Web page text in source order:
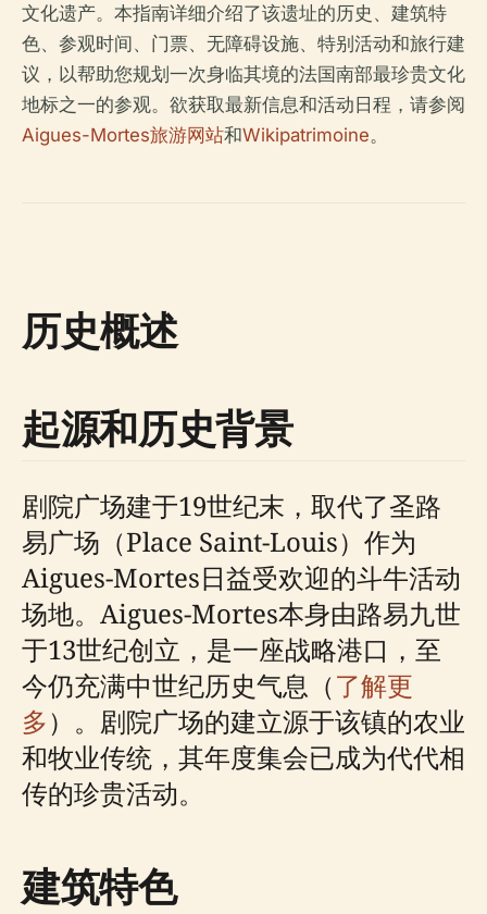
文化遗产。本指南详细介绍了该遗址的历史、建筑特
色、参观时间、门票、无障碍设施、特别活动和旅行建
议，以帮助您规划一次身临其境的法国南部最珍贵文化
地标之一的参观。欲获取最新信息和活动日程，请参阅
Aigues-Mortes旅游网站和Wikipatrimoine。
历史概述
起源和历史背景
剧院广场建于19世纪末，取代了圣路
易广场（Place Saint-Louis）作为
Aigues-Mortes日益受欢迎的斗牛活动
场地。Aigues-Mortes本身由路易九世
于13世纪创立，是一座战略港口，至
今仍充满中世纪历史气息（了解更
多）。剧院广场的建立源于该镇的农业
和牧业传统，其年度集会已成为代代相
传的珍贵活动。
建筑特色